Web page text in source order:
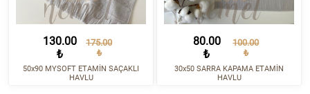
130.00
₺
175.00
₺
50x90 MYSOFT ETAMİN SAÇAKLI
HAVLU
80.00
₺
100.00
₺
30x50 SARRA KAPAMA ETAMİN
HAVLU